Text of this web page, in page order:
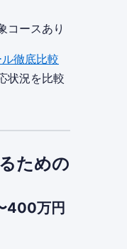
コースあり
徹底比較
状況を比較
ための
400万円